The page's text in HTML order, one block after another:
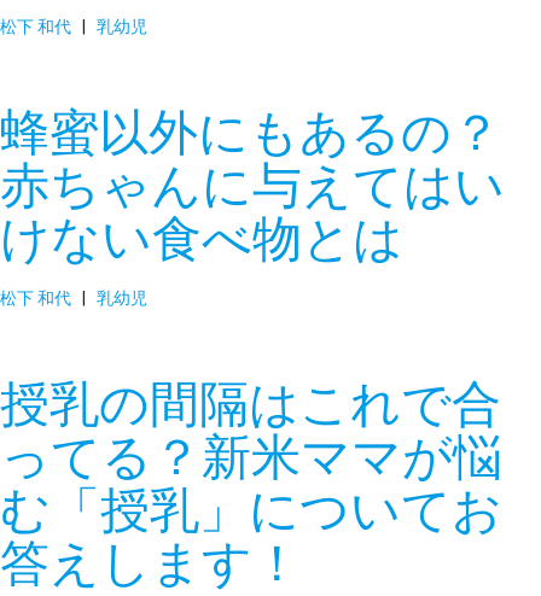
松下 和代 | 乳幼児
蜂蜜以外にもあるの？
赤ちゃんに与えてはい
けない食べ物とは
松下 和代 | 乳幼児
授乳の間隔はこれで合
ってる？新米ママが悩
む「授乳」についてお
答えします！